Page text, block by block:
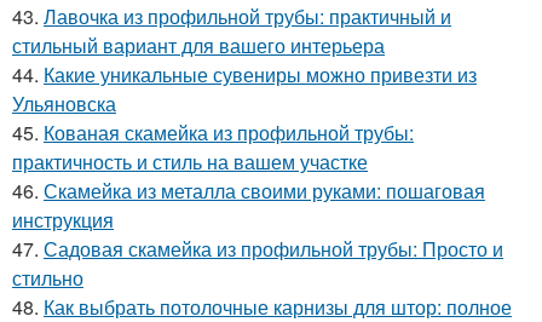
43. Лавочка из профильной трубы: практичный и
стильный вариант для вашего интерьера
44. Какие уникальные сувениры можно привезти из
Ульяновска
45. Кованая скамейка из профильной трубы:
практичность и стиль на вашем участке
46. Скамейка из металла своими руками: пошаговая
инструкция
47. Садовая скамейка из профильной трубы: Просто и
стильно
48. Как выбрать потолочные карнизы для штор: полное